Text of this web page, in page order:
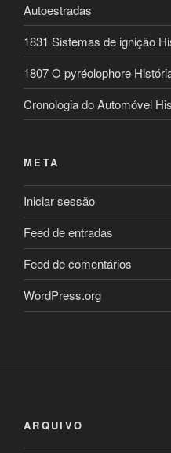
Autoestradas
1831 Sistemas de ignição
1807 O pyréolophore
Cronologia do Automóvel
META
Iniciar sessão
Feed de entradas
Feed de comentários
WordPress.org
ARQUIVO